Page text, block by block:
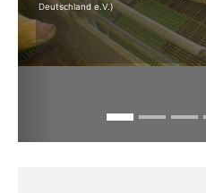
Deutschland e.V.)